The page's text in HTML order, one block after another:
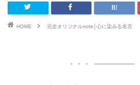
HOME 完全オリジナルnote│心に染みる名言